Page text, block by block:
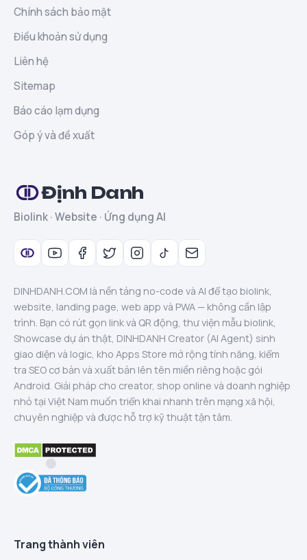
Chính sách bảo mật
Điều khoản sử dụng
Liên hệ
Sitemap
Báo cáo lạm dụng
Góp ý và đề xuất
Định Danh
Biolink · Website · Ứng dụng AI
DINHDANH.COM là nền tảng no-code và AI để tạo biolink,
website, landing page, web app và PWA — không cần lập
trình. Bạn có rút gọn link và QR động, thư viện mẫu biolink,
Showcase dự án thật, DINHDANH Creator (AI Agent) sinh
giao diện và logic, kho Apps Store mở rộng tính năng, kiểm
tra SEO cơ bản và xuất bản lên tên miền riêng hoặc gói
Android. Giải pháp cho creator, shop online và doanh nghiệp
nhỏ tại Việt Nam muốn triển khai nhanh trên mạng xã hội,
chuyên nghiệp và được hỗ trợ kỹ thuật tận tâm.
Trang thành viên